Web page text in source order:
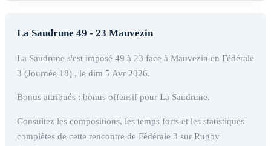
La Saudrune 49 - 23 Mauvezin
La Saudrune s'est imposé 49 à 23 face à Mauvezin en Fédérale
3 (Journée 18) , le dim 5 Avr 2026.
Bonus attribués : bonus offensif pour La Saudrune.
Consultez les compositions, les temps forts et les statistiques
complètes de cette rencontre de Fédérale 3 sur Rugby